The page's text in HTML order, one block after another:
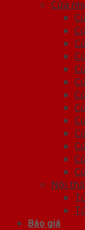
Cửa
Nội
Báo giá